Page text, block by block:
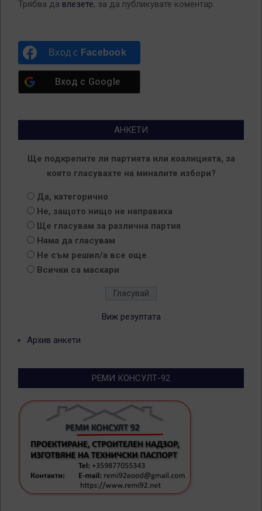
Трябва да влезете, за да публикувате коментар.
Вход с Facebook
Вход с Google
АНКЕТИ
Ще подкрепите ли партията или коалицията, за
която гласувахте на миналите избори?
Да, категорично
Не, защото нищо не направиха
Ще гласувам за различна партия
Няма да гласувам
Не съм решил/а все още
Всички са маскари
Виж резултата
Архив анкети
РЕМИ КОНСУЛТ-92